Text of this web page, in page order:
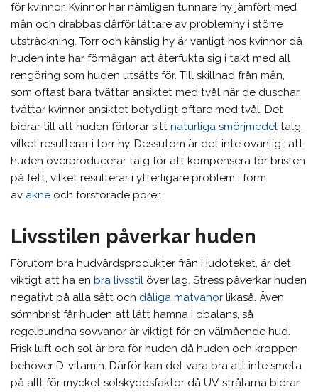
för kvinnor. Kvinnor har nämligen tunnare hy jämfört med
män och drabbas därför lättare av problemhy i större
utsträckning. Torr och känslig hy är vanligt hos kvinnor då
huden inte har förmågan att återfukta sig i takt med all
rengöring som huden utsätts för. Till skillnad från män,
som oftast bara tvättar ansiktet med tvål när de duschar,
tvättar kvinnor ansiktet betydligt oftare med tvål. Det
bidrar till att huden förlorar sittnaturliga smörjmedel talg,
vilket resulterar i torr hy. Dessutom är det inte ovanligt att
huden överproducerar talg för att kompensera för bristen
på fett, vilket resulterar i ytterligare problem i form
av akne och förstorade porer.
Livsstilen påverkar huden
Förutom bra hudvårdsprodukter från Hudoteket, är det
viktigt att ha enbra livsstil över lag. Stress påverkar huden
negativt på alla sätt och dåliga matvanor likaså. Även
sömnbrist får huden att lätt hamna i obalans, så
regelbundna sovvanor är viktigt för en välmående hud.
Frisk luft och sol är bra för huden då huden och kroppen
behöver D-vitamin. Därför kan det vara bra att inte smeta
på allt för mycket solskyddsfaktor då UV-strålarna bidrar